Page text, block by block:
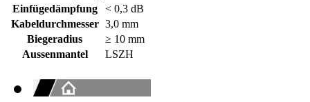
Einfügedämpfung
< 0,3 dB
Kabeldurchmesser 3,0 mm
Biegeradius
≥ 10 mm
Aussenmantel
LSZH